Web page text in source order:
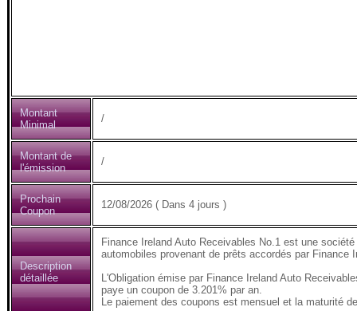
Montant
Minimal
/
Montant de
l'émission
/
Prochain
Coupon
12/08/2026 ( Dans 4 jours )
Description
détaillée
Finance Ireland Auto Receivables No.1 est une
automobiles provenant de prêts accordés par Finance
L'Obligation émise par Finance Ireland Auto
paye un coupon de 3.201% par an.
Le paiement des coupons est mensuel et la maturité